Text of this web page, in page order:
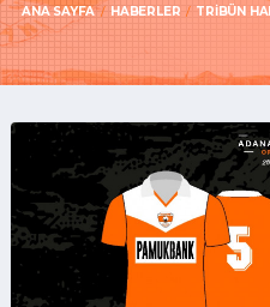
ANA SAYFA HABERLER TRIBÜN